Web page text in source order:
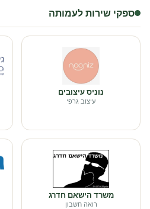
ספקי שירות לעמותה
נוניס עיצובים
עיצוב גרפי
משרד הישאם חדרג
רואה חשבון